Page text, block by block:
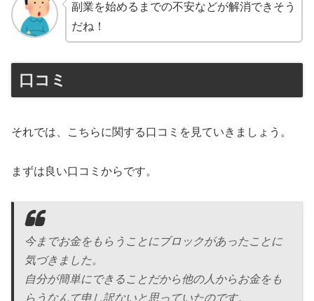
副業を始めるまでの不安などが解消できそう
だね！
口コミ
それでは、こちらに関する口コミを見ていきましょう。
まずは良い口コミからです。
今までお金をもらうことにブロックがあったことに
気づきました。
自分が簡単にできることだから他の人からお金をも
らうなんて申し訳ないと思っていたのです。